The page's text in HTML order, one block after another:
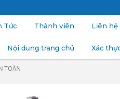
Tức Thành viên Liên hệ
Nội dung trang chủ Xác
TOÀN